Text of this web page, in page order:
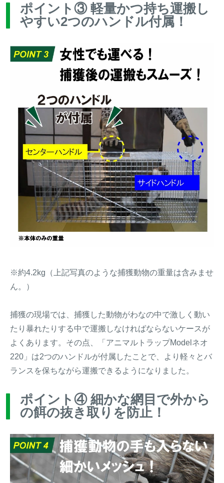
ポイント③ 軽量かつ持ち運搬し
やすい2つのハンドル付属！
※約4.2kg（上記写真のような捕獲動物の重量は含みませ
ん。）
捕獲の現場では、捕獲した動物がわなの中で激しく動い
たり暴れたりする中で運搬しなければならないケースが
よくあります。その点、「アニマルトラップModelネオ
220」は2つのハンドルが付属したことで、より軽々とバ
ランスを保ちながら運搬できるようになりました。
ポイント④ 細かな網目で外から
の餌の抜き取りを防止！